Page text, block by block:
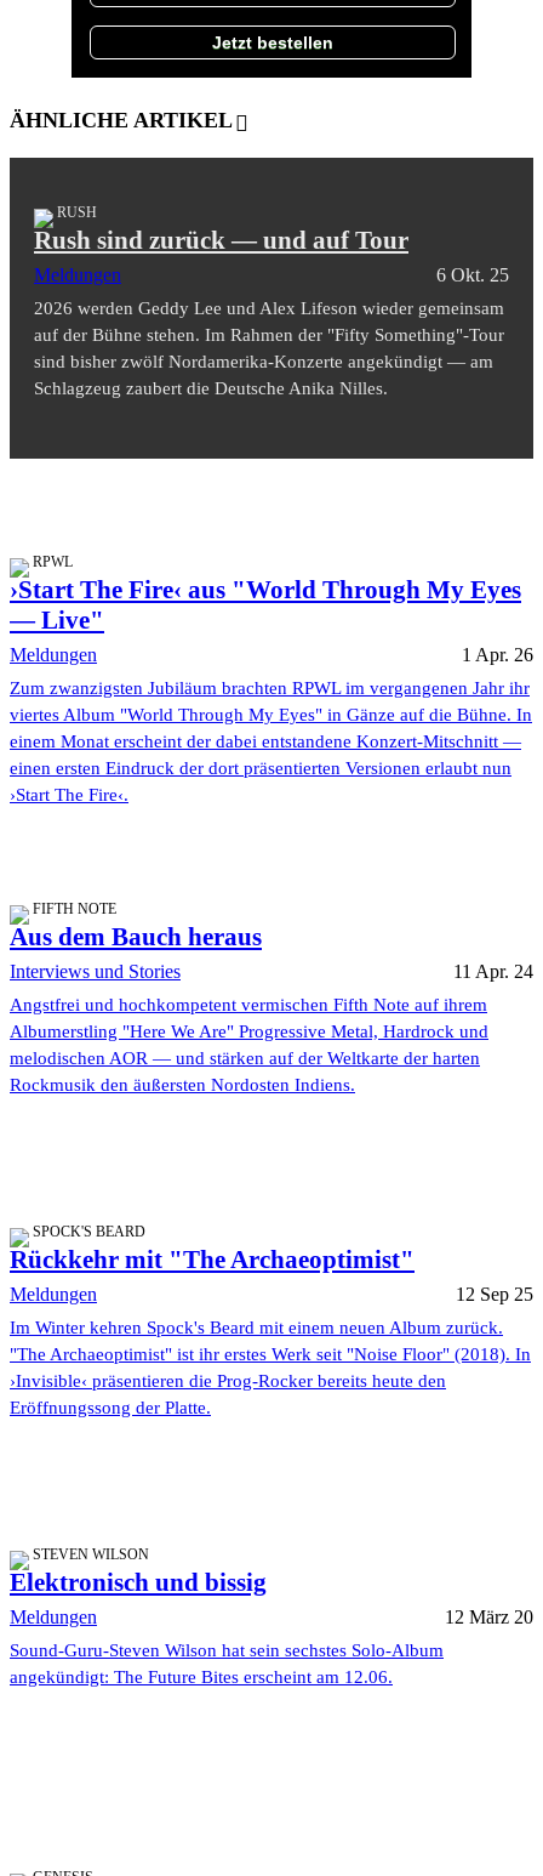
Jetzt bestellen
ÄHNLICHE ARTIKEL
RUSH
Rush sind zurück — und auf Tour
Meldungen 6 Okt. 25
2026 werden Geddy Lee und Alex Lifeson wieder gemeinsam
auf der Bühne stehen. Im Rahmen der "Fifty Something"-Tour
sind bisher zwölf Nordamerika-Konzerte angekündigt — am
Schlagzeug zaubert die Deutsche Anika Nilles.
RPWL
›Start The Fire‹ aus "World Through My Eyes
— Live"
Meldungen 1 Apr. 26
Zum zwanzigsten Jubiläum brachten RPWL im vergangenen Jahr ihr
viertes Album "World Through My Eyes" in Gänze auf die Bühne. In
einem Monat erscheint der dabei entstandene Konzert-Mitschnitt —
einen ersten Eindruck der dort präsentierten Versionen erlaubt nun
›Start The Fire‹.
FIFTH NOTE
Aus dem Bauch heraus
Interviews und Stories 11 Apr. 24
Angstfrei und hochkompetent vermischen Fifth Note auf ihrem
Albumerstling "Here We Are" Progressive Metal, Hardrock und
melodischen AOR — und stärken auf der Weltkarte der harten
Rockmusik den äußersten Nordosten Indiens.
SPOCK'S BEARD
Rückkehr mit "The Archaeoptimist"
Meldungen 12 Sep 25
Im Winter kehren Spock's Beard mit einem neuen Album zurück.
"The Archaeoptimist" ist ihr erstes Werk seit "Noise Floor" (2018). In
›Invisible‹ präsentieren die Prog-Rocker bereits heute den
Eröffnungssong der Platte.
STEVEN WILSON
Elektronisch und bissig
Meldungen 12 März 20
Sound-Guru-Steven Wilson hat sein sechstes Solo-Album
angekündigt: The Future Bites erscheint am 12.06.